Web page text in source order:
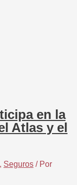
en la
Atlas y el
, Seguros / Por